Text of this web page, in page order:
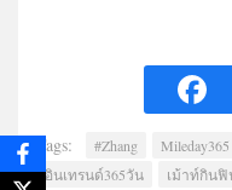
Tags: #Zhang Mileday365
อินเทรนด์365วัน
เม้าท์กินฟิ